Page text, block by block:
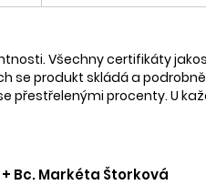
Všechny certifikáty
se produkt skládá a
přestřelenými procenty. U
Bc. Markéta Štorková